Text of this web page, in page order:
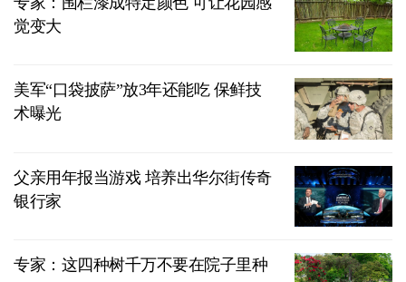
觉变大
美军“口袋披萨”放3年还能吃 保鲜技
术曝光
父亲用年报当游戏 培养出华尔街传奇
银行家
专家：这四种树千万不要在院子里种